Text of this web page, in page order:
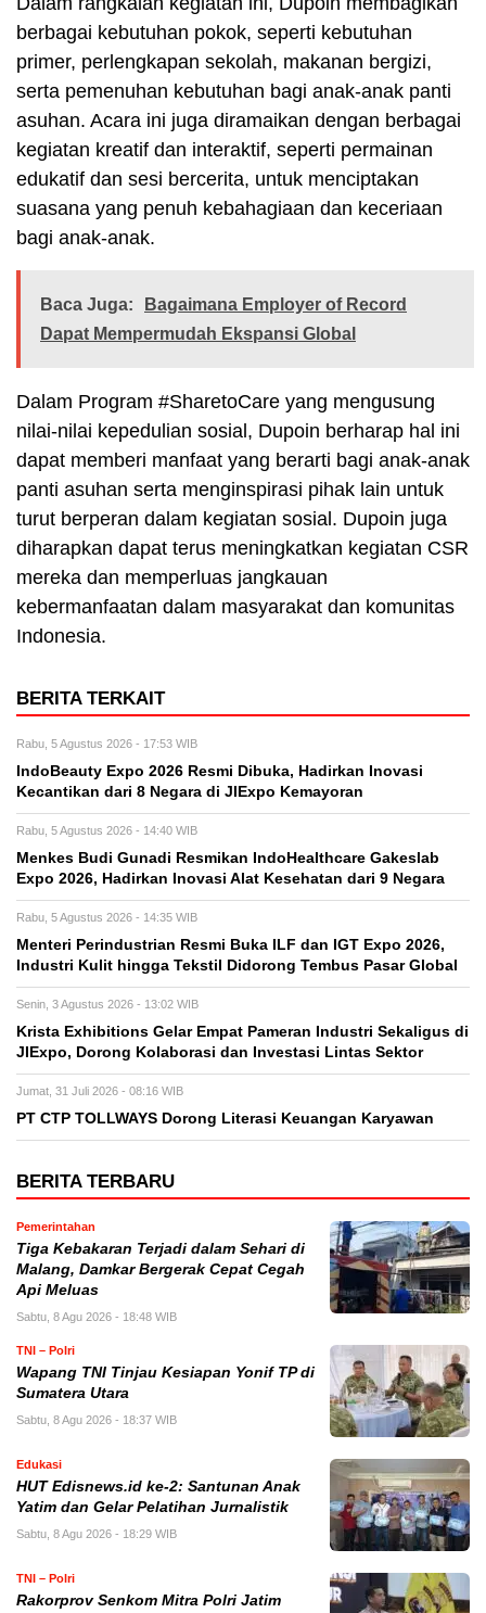
berbagai kebutuhan pokok, seperti kebutuhan
primer, perlengkapan sekolah, makanan bergizi,
serta pemenuhan kebutuhan bagi anak-anak panti
asuhan. Acara ini juga diramaikan dengan berbagai
kegiatan kreatif dan interaktif, seperti permainan
edukatif dan sesi bercerita, untuk menciptakan
suasana yang penuh kebahagiaan dan keceriaan
bagi anak-anak.
Baca Juga:
Bagaimana Employer of Record
Dapat Mempermudah Ekspansi Global
Dalam Program #SharetoCare yang mengusung
nilai-nilai kepedulian sosial, Dupoin berharap hal ini
dapat memberi manfaat yang berarti bagi anak-anak
panti asuhan serta menginspirasi pihak lain untuk
turut berperan dalam kegiatan sosial. Dupoin juga
diharapkan dapat terus meningkatkan kegiatan CSR
mereka dan memperluas jangkauan
kebermanfaatan dalam masyarakat dan komunitas
Indonesia.
BERITA TERKAIT
Rabu, 5 Agustus 2026 - 17:53 WIB
IndoBeauty Expo 2026 Resmi Dibuka, Hadirkan Inovasi
Kecantikan dari 8 Negara di JIExpo Kemayoran
Rabu, 5 Agustus 2026 - 14:40 WIB
Menkes Budi Gunadi Resmikan IndoHealthcare Gakeslab
Expo 2026, Hadirkan Inovasi Alat Kesehatan dari 9 Negara
Rabu, 5 Agustus 2026 - 14:35 WIB
Menteri Perindustrian Resmi Buka ILF dan IGT Expo 2026,
Industri Kulit hingga Tekstil Didorong Tembus Pasar Global
Senin, 3 Agustus 2026 - 13:02 WIB
Krista Exhibitions Gelar Empat Pameran Industri Sekaligus di
JIExpo, Dorong Kolaborasi dan Investasi Lintas Sektor
Jumat, 31 Juli 2026 - 08:16 WIB
PT CTP TOLLWAYS Dorong Literasi Keuangan Karyawan
BERITA TERBARU
Pemerintahan
Tiga Kebakaran Terjadi dalam Sehari di
Malang, Damkar Bergerak Cepat Cegah
Api Meluas
Sabtu, 8 Agu 2026 - 18:48 WIB
TNI – Polri
Wapang TNI Tinjau Kesiapan Yonif TP di
Sumatera Utara
Sabtu, 8 Agu 2026 - 18:37 WIB
Edukasi
HUT Edisnews.id ke-2: Santunan Anak
Yatim dan Gelar Pelatihan Jurnalistik
Sabtu, 8 Agu 2026 - 18:29 WIB
TNI – Polri
Rakorprov Senkom Mitra Polri Jatim